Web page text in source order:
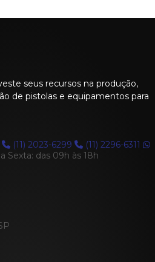
seus recursos na produção,
de pistolas e equipamentos para
(11) 2023-6299
(11) 2296-6311
Sexta: das 09h às 18h